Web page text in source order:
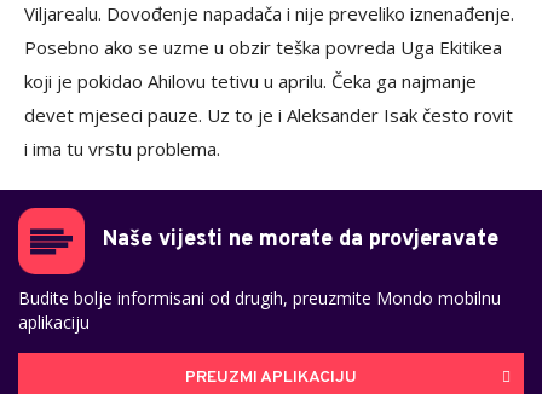
Viljarealu. Dovođenje napadača i nije preveliko iznenađenje.
Posebno ako se uzme u obzir teška povreda Uga Ekitikea
koji je pokidao Ahilovu tetivu u aprilu. Čeka ga najmanje
devet mjeseci pauze. Uz to je i Aleksander Isak često rovit
i ima tu vrstu problema.
Naše vijesti ne morate da provjeravate
Budite bolje informisani od drugih, preuzmite Mondo mobilnu
aplikaciju
PREUZMI APLIKACIJU